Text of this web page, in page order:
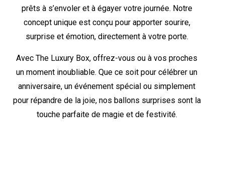
prêts à s’envoler et à égayer votre journée. Notre
concept unique est conçu pour apporter sourire,
surprise et émotion, directement à votre porte.
Avec The Luxury Box, offrez-vous ou à vos proches
un moment inoubliable. Que ce soit pour célébrer un
anniversaire, un événement spécial ou simplement
pour répandre de la joie, nos ballons surprises sont la
touche parfaite de magie et de festivité.